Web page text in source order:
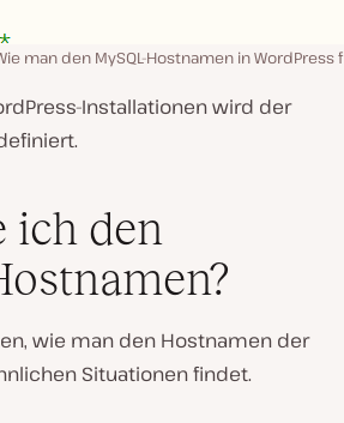
man den MySQL-Hostnamen in WordPress
Installationen wird der
ich den
wie man den Hostnamen der
Situationen findet.